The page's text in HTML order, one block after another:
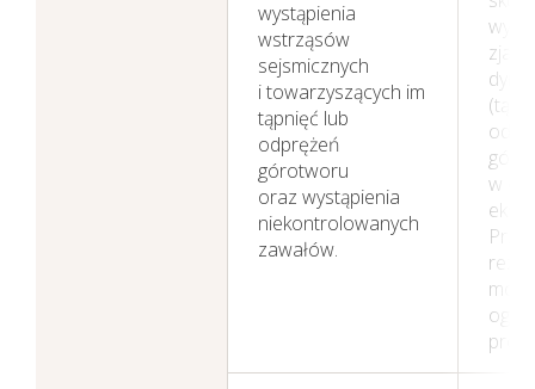
wystąpienia
wstrząsów
sejsmicznych
i towarzyszących im
tąpnięć lub
odprężeń
górotworu
oraz wystąpienia
niekontrolowanych
zawałów.
w